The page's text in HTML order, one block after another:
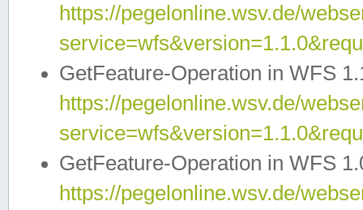
https://pegelonline.wsv.de/
GetFeature-Operation in WFS
https://pegelonline.wsv.de/
GetFeature-Operation in WFS
https://pegelonline.wsv.de/